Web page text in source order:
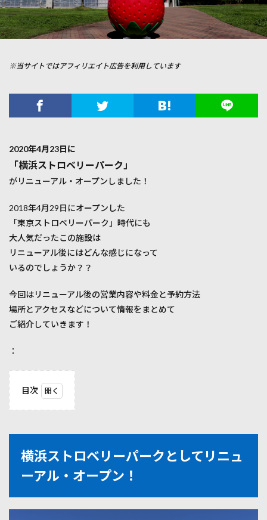
※当サイトではアフィリエイト広告を利用しています
2020年4月23日に
「横浜ストロベリーパーク」
がリニューアル・オープンしました！
2018年4月29日にオープンした
「東京ストロベリーパーク」時代にも
大人気だったこの施設は
リニューアル後にはどんな感じになって
いるのでしょうか？？
今回はリニューアル後の営業内容や料金と予約方法
場所とアクセスなどについて情報をまとめて
ご紹介していきます！
：
目次
リー
パー
横浜ストロベリーパークとしてリニュ
ーアル・オープン！